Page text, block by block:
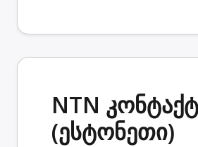
NTN
(ესტონეთი)